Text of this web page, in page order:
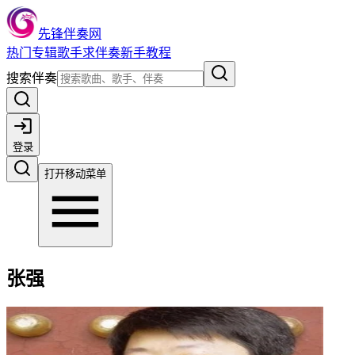
先锋伴奏网
热门 专辑歌手求伴奏新手教程
搜索伴奏
登录
打开移动菜单
张强